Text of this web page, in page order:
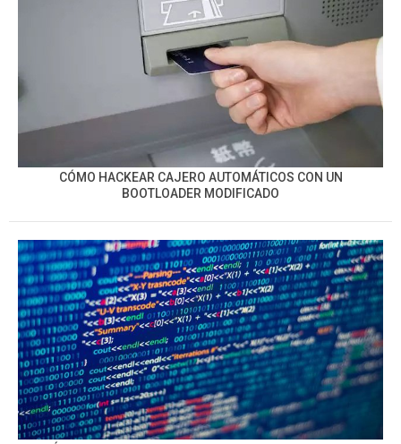
CÓMO HACKEAR CAJERO AUTOMÁTICOS CON UN
BOOTLOADER MODIFICADO